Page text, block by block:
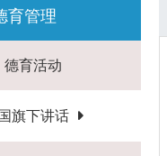
育管理
德育活动
旗下讲话